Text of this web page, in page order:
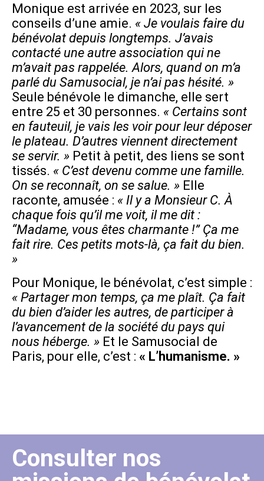
Monique est arrivée en 2023, sur les
conseils d’une amie. « Je voulais faire du
bénévolat depuis longtemps. J’avais
contacté une autre association qui ne
m’avait pas rappelée. Alors, quand on m’a
parlé du Samusocial, je n’ai pas hésité. »
Seule bénévole le dimanche, elle sert
entre 25 et 30 personnes. « Certains sont
en fauteuil, je vais les voir pour leur déposer
le plateau. D’autres viennent directement
se servir. » Petit à petit, des liens se sont
tissés. « C’est devenu comme une famille.
On se reconnaît, on se salue. » Elle
raconte, amusée : « Il y a Monsieur C. À
chaque fois qu’il me voit, il me dit :
“Madame, vous êtes charmante !” Ça me
fait rire. Ces petits mots-là, ça fait du bien.
»
Pour Monique, le bénévolat, c’est simple :
« Partager mon temps, ça me plaît. Ça fait
du bien d’aider les autres, de participer à
l’avancement de la société du pays qui
nous héberge. » Et le Samusocial de
Paris, pour elle, c’est : « L’humanisme. »
Consulter nos